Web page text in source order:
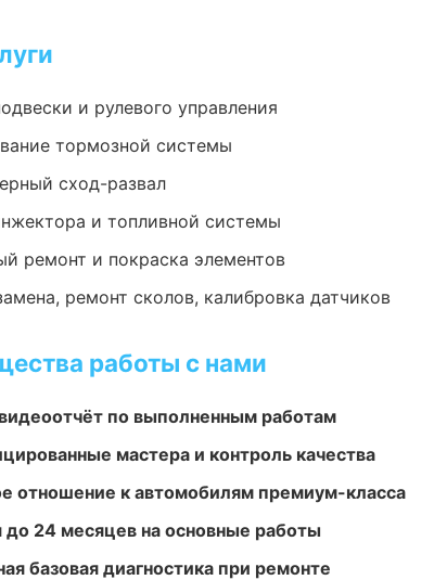
и рулевого управления
тормозной системы
сход-развал
и топливной системы
ремонт и покраска элементов
ремонт сколов, калибровка датчиков
работы с нами
по выполненным работам
мастера и контроль качества
отношение к автомобилям премиум-класса
до 24 месяцев на основные работы
базовая диагностика при ремонте